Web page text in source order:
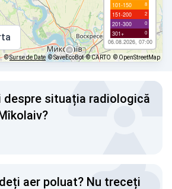
101-150 8
151-200 2
201-300 0
301+ 0
06.08.2026, 07:00
©Surse de Date © SaveEcoBot © CARTO © OpenStreetMap
despre situația radiologică
aer poluat? Nu treceți